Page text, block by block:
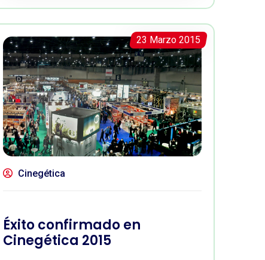
23 Marzo 2015
Cinegética
Éxito confirmado en
Cinegética 2015